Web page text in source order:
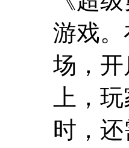
游戏
场，
上，
时，